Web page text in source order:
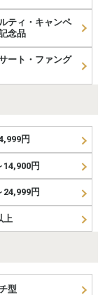
ティ・キャンペ
念品
ート・ファング
円
14,900円
24,999円
上
型